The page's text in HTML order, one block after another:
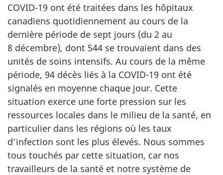
COVID-19 ont été traitées dans les hôpitaux
canadiens quotidiennement au cours de la
dernière période de sept jours (du 2 au
8 décembre), dont 544 se trouvaient dans des
unités de soins intensifs. Au cours de la même
période, 94 décès liés à la COVID-19 ont été
signalés en moyenne chaque jour. Cette
situation exerce une forte pression sur les
ressources locales dans le milieu de la santé, en
particulier dans les régions où les taux
d’infection sont les plus élevés. Nous sommes
tous touchés par cette situation, car nos
travailleurs de la santé et notre système de